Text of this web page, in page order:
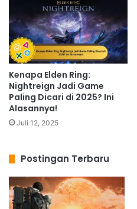
Kenapa Elden Ring:
Nightreign Jadi Game
Paling Dicari di 2025? Ini
Alasannya!
Juli 12, 2025
Postingan Terbaru